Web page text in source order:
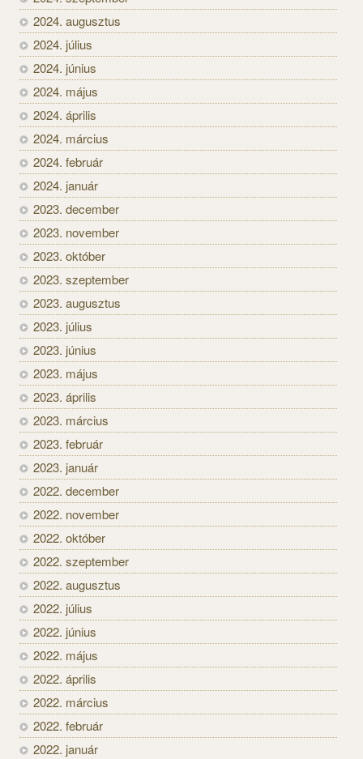
2024. augusztus
2024. július
2024. június
2024. május
2024. április
2024. március
2024. február
2024. január
2023. december
2023. november
2023. október
2023. szeptember
2023. augusztus
2023. július
2023. június
2023. május
2023. április
2023. március
2023. február
2023. január
2022. december
2022. november
2022. október
2022. szeptember
2022. augusztus
2022. július
2022. június
2022. május
2022. április
2022. március
2022. február
2022. január